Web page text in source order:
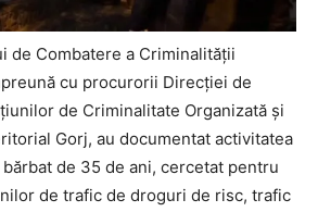
de Combatere a Criminalității
cu procurorii Direcției de
de Criminalitate Organizată și
Gorj, au documentat activitatea
de 35 de ani, cercetat pentru
de trafic de droguri de risc, trafic